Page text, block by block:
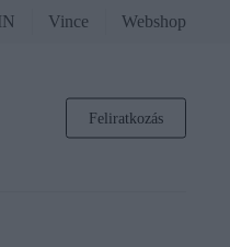
Vince Webshop
Feliratkozás